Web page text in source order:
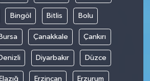
Bingöl Bitlis Bolu
Bursa Çanakkale Çankırı
Diyarbakır Düzce
Elazığ Erzincan Erzurum